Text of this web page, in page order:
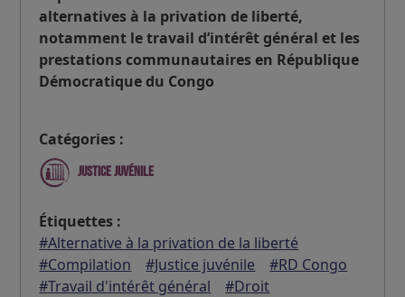
alternatives à la privation de liberté,
notamment le travail d’intérêt général et les
prestations communautaires en République
Démocratique du Congo
Catégories :
Justice juvénile
Étiquettes :
#Alternative à la privation de la liberté
#Compilation
#Justice juvénile
#RD Congo
#Travail d'intérêt général
#Droit